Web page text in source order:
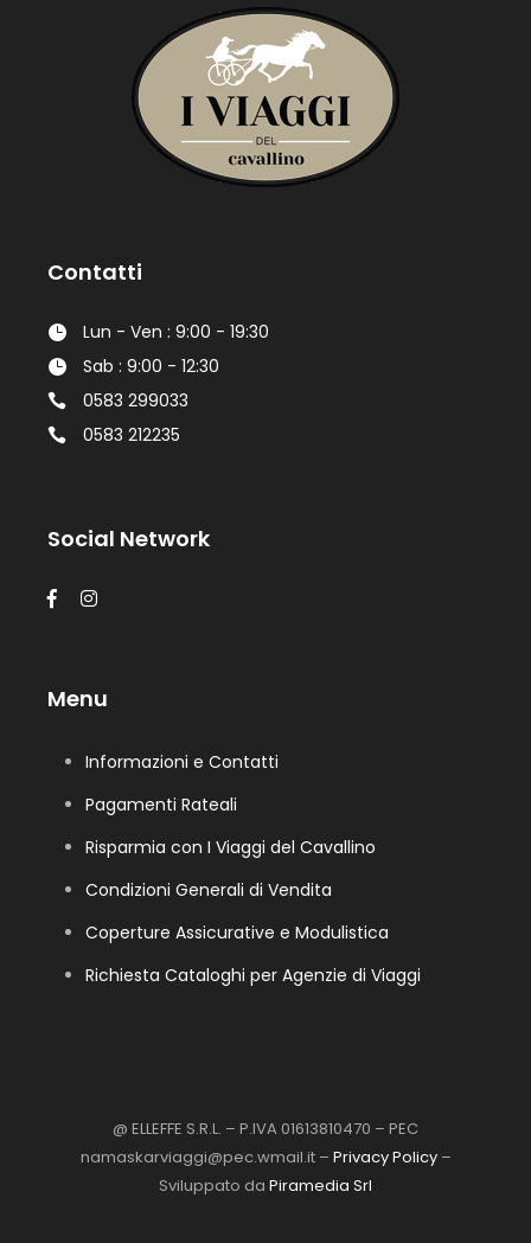
Contatti
Lun - Ven : 9:00 - 19:30
Sab : 9:00 - 12:30
0583 299033
0583 212235
Social Network
Menu
Informazioni e Contatti
Pagamenti Rateali
Risparmia con I Viaggi del Cavallino
Condizioni Generali di Vendita
Coperture Assicurative e Modulistica
Richiesta Cataloghi per Agenzie di Viaggi
@ ELLEFFE S.R.L. – P.IVA 01613810470 – PEC
namaskarviaggi@pec.wmail.it – Privacy Policy–
Sviluppato da Piramedia Srl